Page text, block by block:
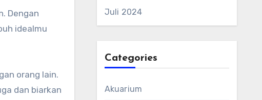
Dengan
idealmu
orang lain.
dan biarkan
Juli 2024
Categories
Akuarium